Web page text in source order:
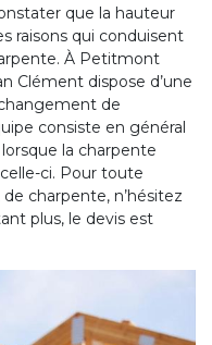
que la hauteur
raisons qui conduisent
À Petitmont
Clément dispose d’une
de
consiste en général
la charpente
ci. Pour toute
charpente, n’hésitez
plus, le devis est